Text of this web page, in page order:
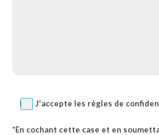
J'accepte les règles de
*En cochant cette case et en